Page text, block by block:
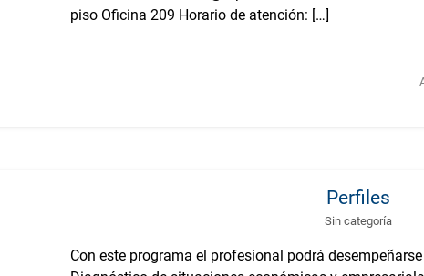
piso Oficina 209 Horario de atención: […]
Perfiles
Sin categoría
Con este programa el profesional podrá